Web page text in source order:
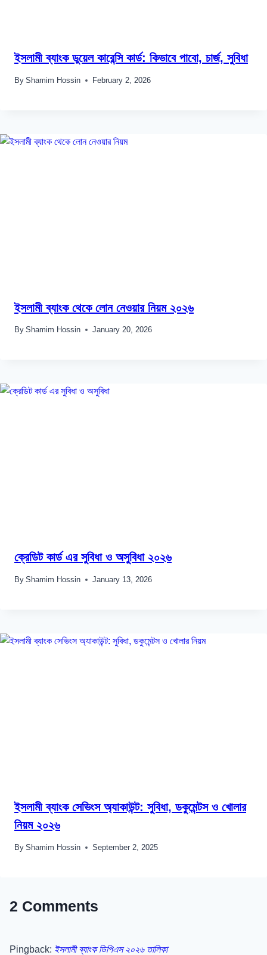
ইসলামী ব্যাংক ডুয়েল কারেন্সি কার্ড: কিভাবে পাবো, চার্জ, সুবিধা
By Shamim Hossin February 2, 2026
ইসলামী ব্যাংক থেকে লোন নেওয়ার নিয়ম ২০২৬
By Shamim Hossin January 20, 2026
ক্রেডিট কার্ড এর সুবিধা ও অসুবিধা ২০২৬
By Shamim Hossin January 13, 2026
ইসলামী ব্যাংক সেভিংস অ্যাকাউন্ট: সুবিধা, ডকুমেন্টস ও খোলার
নিয়ম ২০২৬
By Shamim Hossin September 2, 2025
2 Comments
Pingback: ইসলামী ব্যাংক ডিপিএস ২০২৬ তালিকা